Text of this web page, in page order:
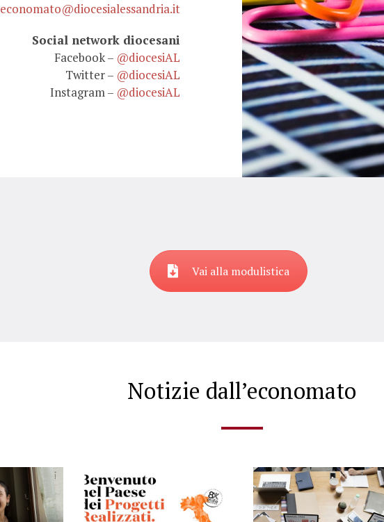
economato@diocesialessandria.it
Social network diocesani
Facebook – @diocesiAL
Twitter – @diocesiAL
Instagram – @diocesiAL
Vai alla modulistica
Notizie dall’economato